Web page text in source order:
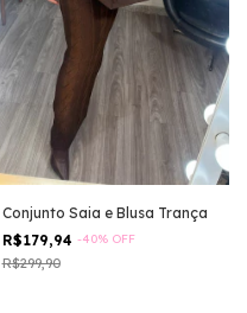
Conjunto Saia e Blusa Trança
R$179,94 -40% OFF
R$299,90